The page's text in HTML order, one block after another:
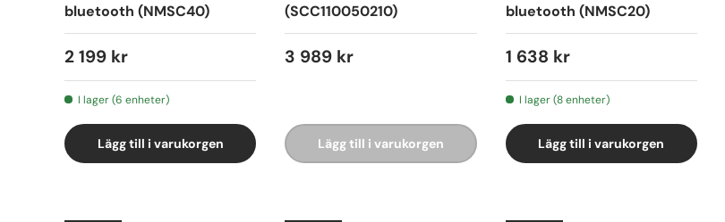
bluetooth (NMSC40)
2 199 kr
I lager (6 enheter)
Lägg till i varukorgen
(SCC110050210)
3 989 kr
Lägg till i varukorgen
bluetooth (NMSC20)
1 638 kr
I lager (8 enheter)
Lägg till i varukorgen